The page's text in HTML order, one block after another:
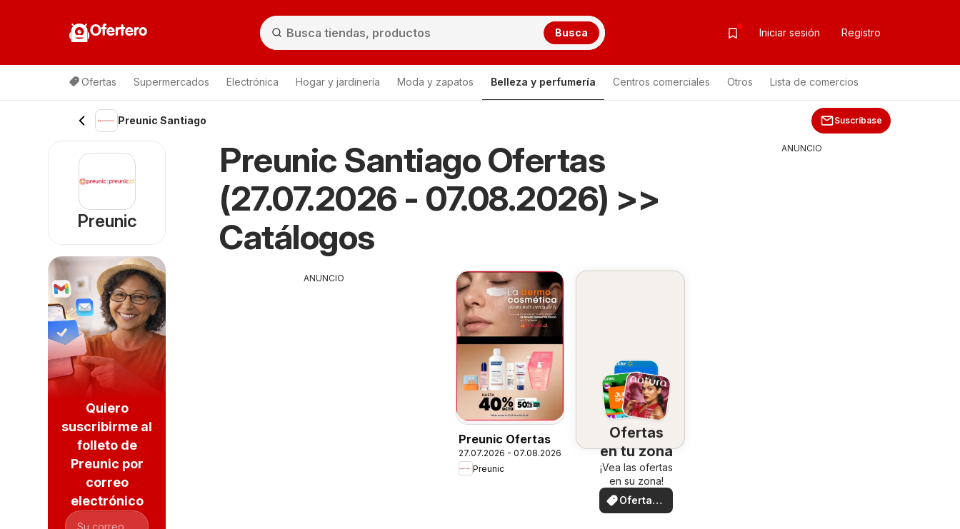
Ofertero Busca Iniciar sesión Registro
Ofertas Supermercados Electrónica Hogar y jardinería Moda y zapatos Belleza y perfumería Centros comerciales Otros Lista de comercios
Preunic Santiago Suscríbase
Preunic Santiago Ofertas
(27.07.2026 - 07.08.2026) >>
Catálogos
ANUNCIO
Preunic Ofertas
27.07.2026 - 07.08.2026
Preunic
Ofertas
en tu zona
¡Vea las ofertas
en su zona!
Ofertas
locales
Preunic
Quiero
suscribirme al
folleto de
Preunic por
correo
electrónico
ANUNCIO